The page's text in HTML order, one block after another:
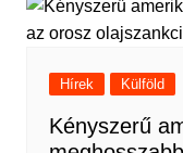
Hírek Külföld
Kényszerű